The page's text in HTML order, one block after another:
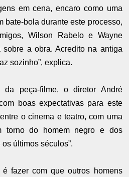
em cena, encaro como uma
bate-bola durante este processo,
Wilson Rabelo e Wayne
sobre a obra. Acredito na antiga
sozinho”, explica.
da peça-filme, o diretor André
boas expectativas para este
o cinema e teatro, com uma
torno do homem negro e dos
últimos séculos”.
fazer com que outros homens